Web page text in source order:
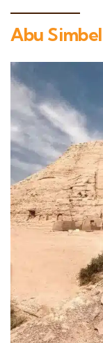
Abu Simbel